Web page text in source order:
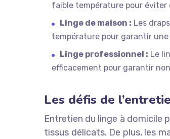
faible température pour éviter
Linge de maison : Les
température pour garantir
Linge professionnel : Le
efficacement pour garantir
Les défis de
Entretien du linge à domicile
tissus délicats. De plus, les